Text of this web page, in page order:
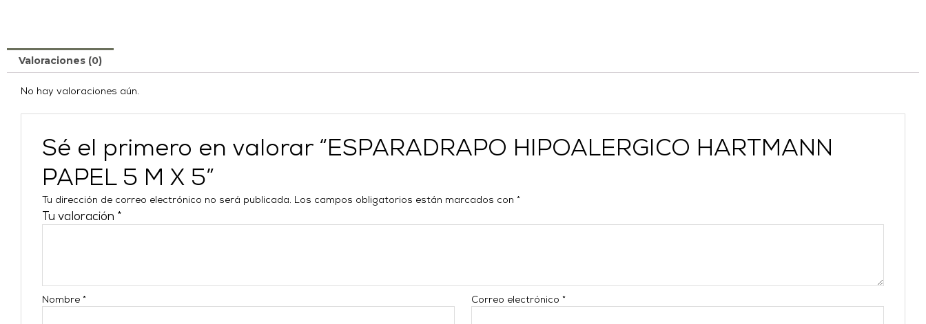
Valoraciones (0)
No hay valoraciones aún.
Sé el primero en valorar “ESPARADRAPO HIPOALERGICO HARTMANN
PAPEL 5 M X 5”
Tu dirección de correo electrónico no será publicada. Los campos obligatorios están marcados con*
Tu valoración *
Nombre* Correo electrónico*